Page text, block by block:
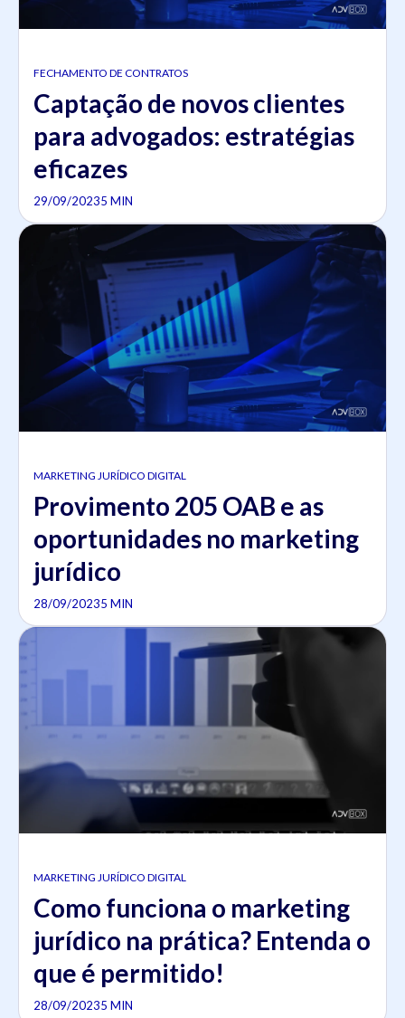
FECHAMENTO DE CONTRATOS
Captação de novos clientes
para advogados: estratégias
eficazes
29/09/20235 MIN
MARKETING JURÍDICO DIGITAL
Provimento 205 OAB e as
oportunidades no marketing
jurídico
28/09/20235 MIN
MARKETING JURÍDICO DIGITAL
Como funciona o marketing
jurídico na prática? Entenda o
que é permitido!
28/09/20235 MIN